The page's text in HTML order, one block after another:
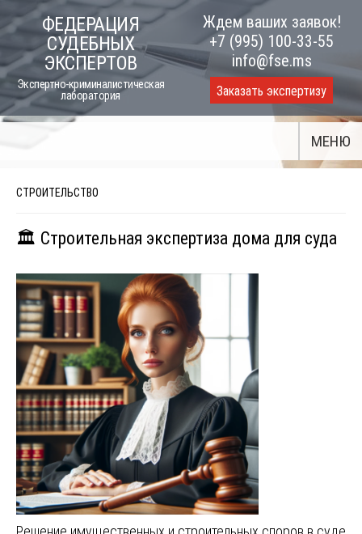
to
content
ФЕДЕРАЦИЯ
СУДЕБНЫХ
ЭКСПЕРТОВ
Экспертно-криминалистическая
лаборатория
Ждем ваших заявок!
+7 (995) 100-33-55
info@fse.ms
Заказать экспертизу
МЕНЮ
СТРОИТЕЛЬСТВО
🏛️ Строительная экспертиза дома для суда